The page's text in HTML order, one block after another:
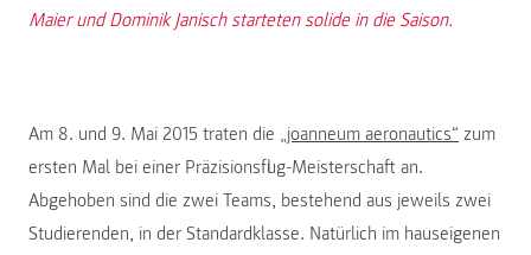
Maier und Dominik Janisch starteten solide in die Saison.
Am 8. und 9. Mai 2015 traten die „joanneum aeronautics“ zum
ersten Mal bei einer Präzisionsflug-Meisterschaft an.
Abgehoben sind die zwei Teams, bestehend aus jeweils zwei
Studierenden, in der Standardklasse. Natürlich im hauseigenen